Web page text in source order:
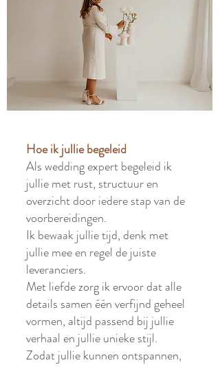
Hoe ik jullie begeleid
Als wedding expert begeleid ik
jullie met rust, structuur en
overzicht door iedere stap van de
voorbereidingen.
Ik bewaak jullie tijd, denk met
jullie mee en regel de juiste
leveranciers.
Met liefde zorg ik ervoor dat alle
details samen één verfijnd geheel
vormen, altijd passend bij jullie
verhaal en jullie unieke stijl.
Zodat jullie kunnen ontspannen,